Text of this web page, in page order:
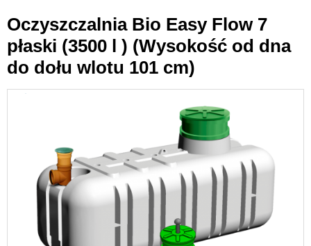
Oczyszczalnia Bio Easy Flow 7
płaski (3500 l ) (Wysokość od dna
do dołu wlotu 101 cm)